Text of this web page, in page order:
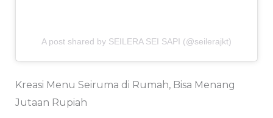
A post shared by SEILERA SEI SAPI (@seilerajkt)
Kreasi Menu Seiruma di Rumah, Bisa Menang
Jutaan Rupiah